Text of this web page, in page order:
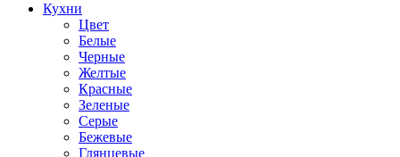
Кухни
Цвет
Белые
Черные
Желтые
Красные
Зеленые
Серые
Бежевые
Глянцевые